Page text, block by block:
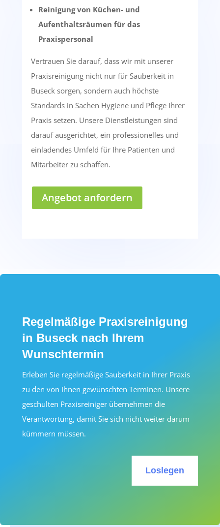
Reinigung von Küchen- und
Aufenthaltsräumen für das
Praxispersonal
Vertrauen Sie darauf, dass wir mit unserer
Praxisreinigung nicht nur für Sauberkeit in
Buseck sorgen, sondern auch höchste
Standards in Sachen Hygiene und Pflege Ihrer
Praxis setzen. Unsere Dienstleistungen sind
darauf ausgerichtet, ein professionelles und
einladendes Umfeld für Ihre Patienten und
Mitarbeiter zu schaffen.
Angebot anfordern
Regelmäßige Praxisreinigung
in Buseck nach Ihrem
Wunschtermin
Erleben Sie regelmäßige Sauberkeit in Ihrer Praxis
zu den von Ihnen gewünschten Terminen. Unsere
geschulten Praxisreiniger übernehmen die
Verantwortung, damit Sie sich nicht weiter darum
kümmern müssen.
Loslegen